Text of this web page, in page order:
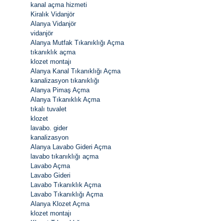
kanal açma hizmeti
Kiralık Vidanjör
Alanya Vidanjör
vidanjör
Alanya Mutfak Tıkanıklığı Açma
tıkanıklık açma
klozet montajı
Alanya Kanal Tıkanıklığı Açma
kanalizasyon tıkanıklığı
Alanya Pimaş Açma
Alanya Tıkanıklık Açma
tıkalı tuvalet
klozet
lavabo. gider
kanalizasyon
Alanya Lavabo Gideri Açma
lavabo tıkanıklığı açma
Lavabo Açma
Lavabo Gideri
Lavabo Tıkanıklık Açma
Lavabo Tıkanıklığı Açma
Alanya Klozet Açma
klozet montajı